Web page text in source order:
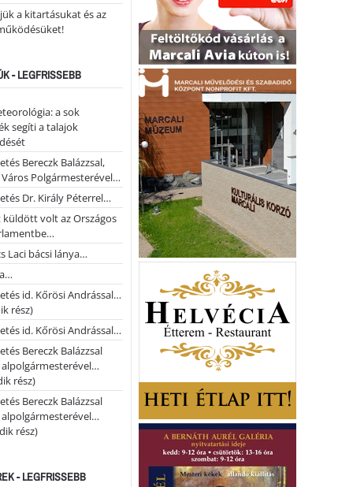
a kitartásukat és az
- LEGFRISSEBB
a sok
segíti a talajok
Bereczk Balázzsal,
Polgármesterével…
Dr. Király Péterrel…
küldött volt az Országos
Laci bácsi lánya…
id. Kőrösi Andrással…
rész)
id. Kőrösi Andrással…
Bereczk Balázzsal
rész)
Bereczk Balázzsal
rész)
- LEGFRISSEBB